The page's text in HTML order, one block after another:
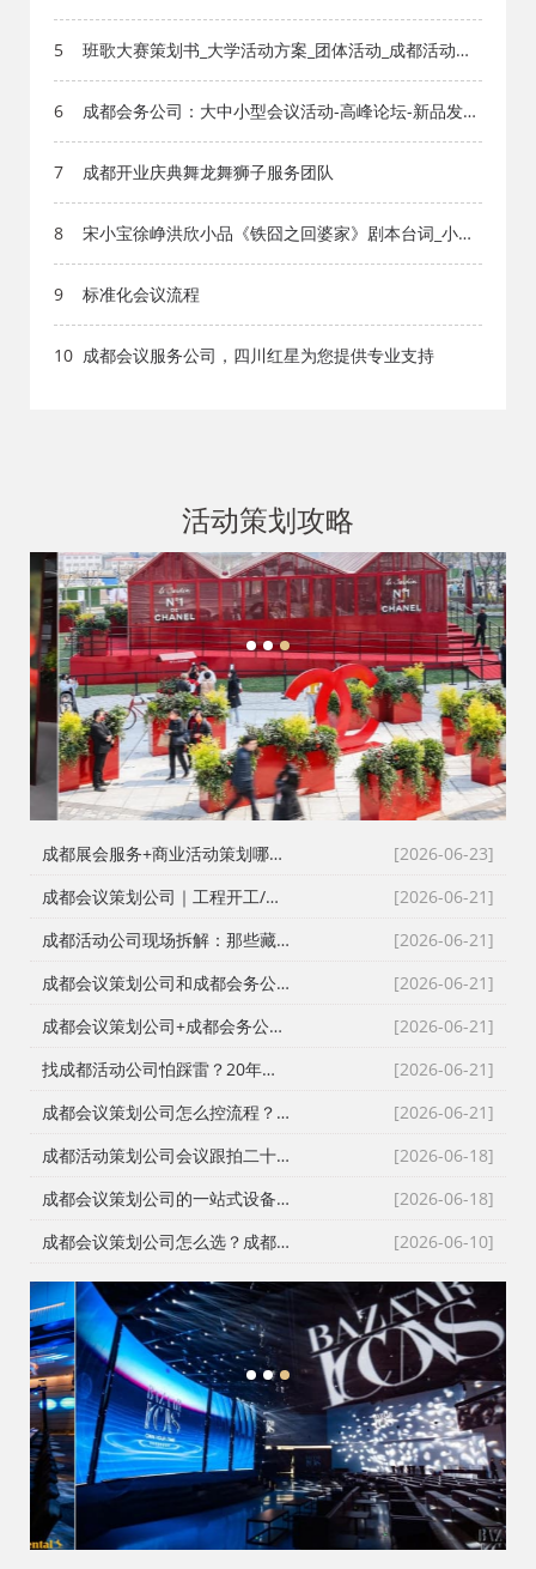
5
班歌大赛策划书_大学活动方案_团体活动_成都活动公
6
成都会务公司：大中小型会议活动-高峰论坛-新品发布
7
成都开业庆典舞龙舞狮子服务团队
8
宋小宝徐峥洪欣小品《铁囧之回婆家》剧本台词_小品
网_文档网
9 标准化会议流程
10 成都会议服务公司，四川红星为您提供专业支持
活动策划攻略
1 2 3
[2026-06-23]
成都展会服务+商业活动策划哪家好？成都活动公司舞台布置演出一体化服务商
[2026-06-21]
成都会议策划公司｜工程开工/奠基/封顶/竣工仪式全案执行，成都会务接待公司搞定政企工程类高严谨度庆典活动
[2026-06-21]
成都活动公司现场拆解：那些藏在桁架与鲜花背后的“执行暗线”
[2026-06-21]
成都会议策划公司和成都会务公司到底差在哪？成都活动公司老策划师的真话
[2026-06-21]
成都会议策划公司+成都会务公司+成都会务服务公司：成都活动公司老策划师不愿公开的执行细节
[2026-06-21]
找成都活动公司怕踩雷？20年资深操盘手拆解宝宝宴与寿宴布置的隐形门槛
[2026-06-21]
成都会议策划公司怎么控流程？从LED大屏幕到沙画定制的全链路避坑指南
[2026-06-18]
成都活动策划公司会议跟拍二十七年的镜头逻辑：从医学会议到年会直播的现场记录
[2026-06-18]
成都会议策划公司的一站式设备配套：从舞台搭建到LED屏的现场逻辑
[2026-06-10]
成都会议策划公司怎么选？成都会务公司与成都活动执行公司全流程服务拆解
1 2 3